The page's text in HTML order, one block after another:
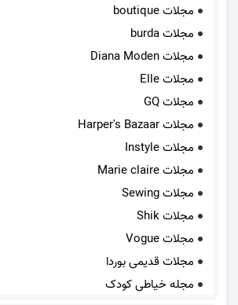
مجلات boutique
مجلات burda
مجلات Diana Moden
مجلات Elle
مجلات GQ
مجلات Harper's Bazaar
مجلات Instyle
مجلات Marie claire
مجلات Sewing
مجلات Shik
مجلات Vogue
مجلات قدیمی بوردا
مجله خیاطی کودک